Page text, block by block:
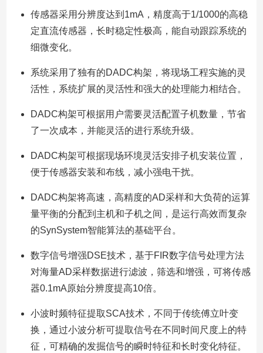
传感器采用分辨度达到1mA，精度高于1/1000的高稳
定直流传感器，长时稳定性极高，能自动跟踪系统的
细微变化。
系统采用了独有的DADC构架，将现场工程实施的灵
活性，系统扩展的灵活性和强大的处理能力相结合。
DADC构架可根据用户需要灵活配置子机数量，节省
了一次成本，并能灵活的进行系统升级。
DADC构架可根据现场环境灵活安排子机安装位置，
便于传感器安装和布线，减小强电干扰。
DADC构架将高速，高精度的AD采样和大负荷的运算
量平衡的分配到主机和子机之间，是运行高效而复杂
的SynSystem智能算法的基础平台。
数字信号增强DSE技术，基于FIR数字信号处理方法
对海量AD采样数据进行滤波，筛选和增强，可将传感
器0.1mA原始分辨度提高10倍。
小波时频特征提取SCA技术，不同于传统傅立叶变
换，通过小波分析可提取信号在不同时间尺度上的特
征，可精确的发掘信号的瞬时特征和长时变化特征。